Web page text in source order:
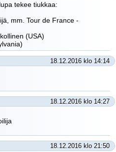
tekee tiukkaa:
mm. Tour de France -
(USA)
18.12.2016 klo 14:14
18.12.2016 klo 14:27
18.12.2016 klo 21:50